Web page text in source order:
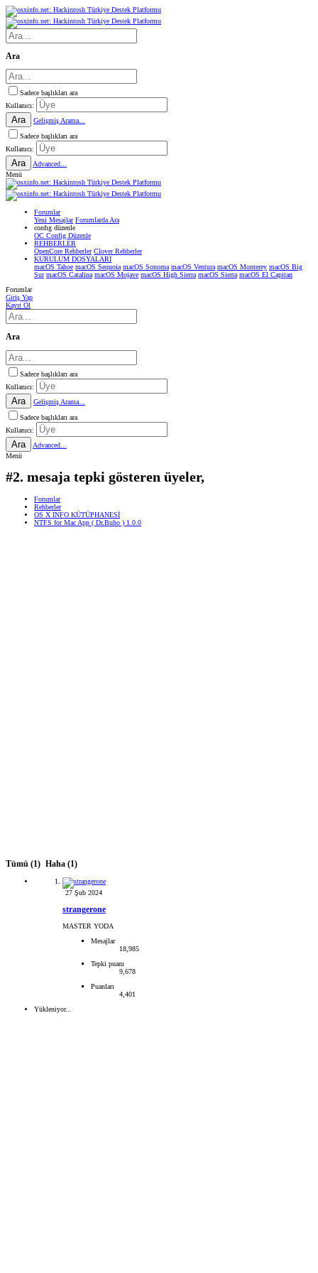
Ara
Sadece başlıkları ara
Kullanıcı:
Ara
Gelişmiş Arama...
Sadece başlıkları ara
Kullanıcı:
Ara
Advanced...
Menü
Forumlar
Yeni Mesajlar Forumlarda Ara
confıg düzenle
OC Config Düzenle
REHBERLER
OpenCore Rehberler Clover Rehberler
KURULUM DOSYALARI
macOS Tahoe macOS Sequoia macOS Sonoma macOS Ventura macOS Monterey macOS Big
Sur macOS Catalina macOS Mojave macOS High Sierra macOS Sierra macOS El Capitan
Forumlar
Giriş Yap
Kayıt Ol
Ara
Sadece başlıkları ara
Kullanıcı:
Ara
Gelişmiş Arama...
Sadece başlıkları ara
Kullanıcı:
Ara
Advanced...
Menü
#2. mesaja tepki gösteren üyeler,
Forumlar
Rehberler
OS X INFO KÜTÜPHANESİ
NTFS for Mac App ( Dr.Buho ) 1.0.0
Tümü (1) Haha (1)
27 Şub 2024
strangerone
MASTER YODA
Mesajlar
18,985
Tepki puanı
9,678
Puanları
4,401
Yükleniyor...